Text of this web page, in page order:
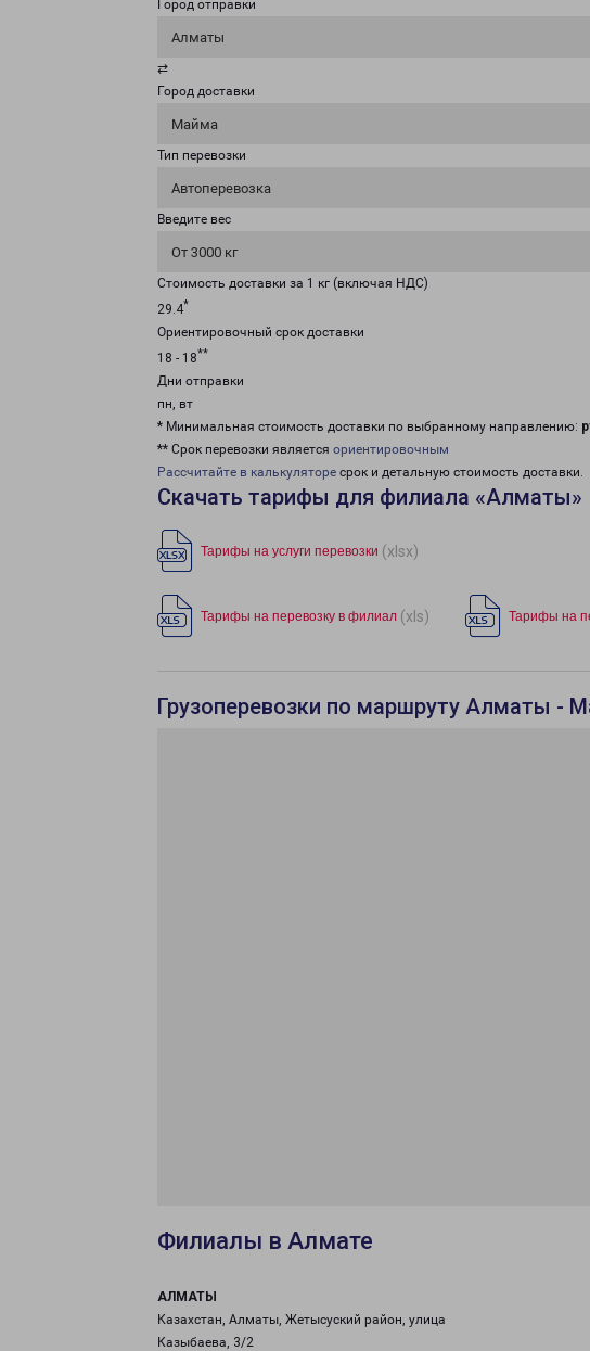
Город отправки
Алматы
⇄
Город доставки
Майма
Тип перевозки
Автоперевозка
Введите вес
От 3000 кг
Стоимость доставки за 1 кг (включая НДС)
29.4*
Ориентировочный срок доставки
18 - 18**
Дни отправки
пн, вт
* Минимальная стоимость доставки по выбранному направлению:
** Срок перевозки является ориентировочным
Рассчитайте в калькуляторе срок и детальную стоимость доставки.
Скачать тарифы для филиала «Алматы»
Тарифы на услуги перевозки (xlsx)
Тарифы на перевозку в филиал (xls) Тарифы на
Грузоперевозки по маршруту Алматы -
Филиалы в Алмате
АЛМАТЫ
Казахстан, Алматы, Жетысуский район, улица
Казыбаева, 3/2